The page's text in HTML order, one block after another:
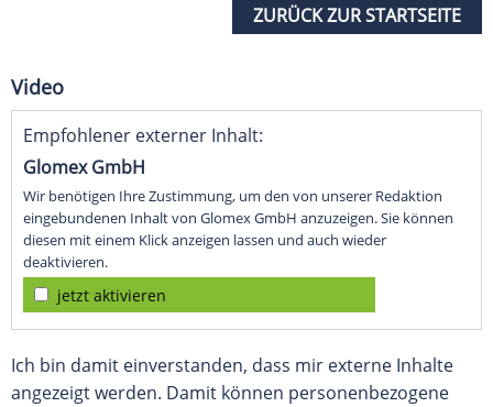
ZURÜCK ZUR STARTSEITE
Video
Empfohlener externer Inhalt:
Glomex GmbH
Wir benötigen Ihre Zustimmung, um den von unserer Redaktion
eingebundenen Inhalt von Glomex GmbH anzuzeigen. Sie können
diesen mit einem Klick anzeigen lassen und auch wieder
deaktivieren.
jetzt aktivieren
Ich bin damit einverstanden, dass mir externe Inhalte
angezeigt werden. Damit können personenbezogene